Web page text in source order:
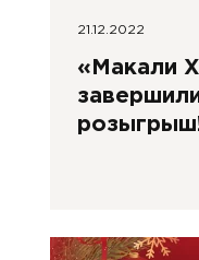
21.12.2022
«Макали